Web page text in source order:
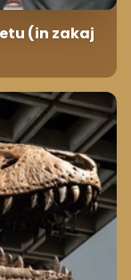
(in zakaj